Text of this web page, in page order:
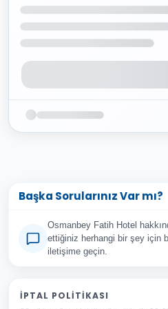
Başka Sorularınız Var mı?
Osmanbey Fatih Hotel
ettiğiniz herhangi bir şey için
iletişime geçin.
Adınız Soyadınız
İPTAL POLITIKASI